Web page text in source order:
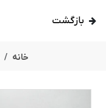
بازگشت
خانه